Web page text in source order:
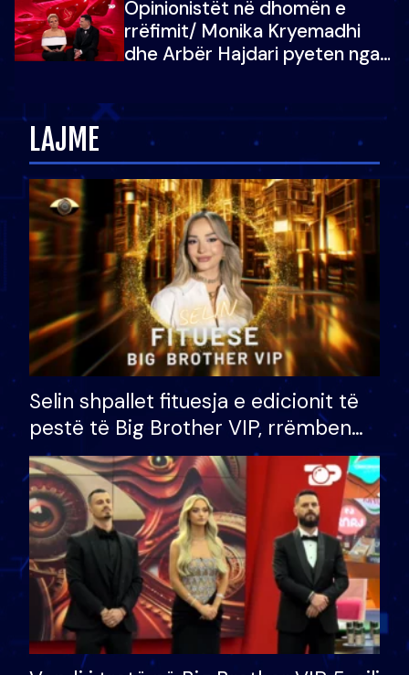
vajzën e tij
Opinionistët në dhomën e
rrëfimit/ Monika Kryemadhi
dhe Arbër Hajdari pyeten nga
LAJME
Selin shpallet fituesja e edicionit të
pestë të Big Brother VIP, rrëmben
çmimin e madh prej 100 mijë eurosh